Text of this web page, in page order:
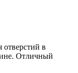
в
Отличный